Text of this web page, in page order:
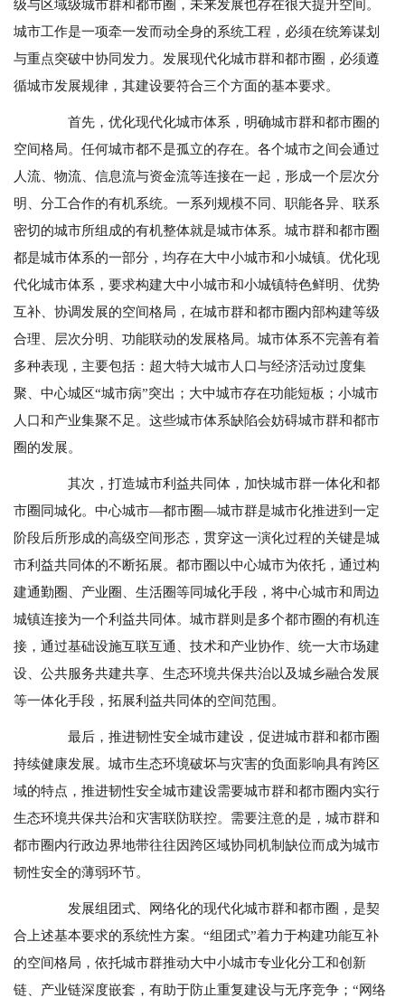
级与区域级城市群和都市圈，未来发展也存在很大提升空间。
城市工作是一项牵一发而动全身的系统工程，必须在统筹谋划
与重点突破中协同发力。发展现代化城市群和都市圈，必须遵
循城市发展规律，其建设要符合三个方面的基本要求。
首先，优化现代化城市体系，明确城市群和都市圈的
空间格局。任何城市都不是孤立的存在。各个城市之间会通过
人流、物流、信息流与资金流等连接在一起，形成一个层次分
明、分工合作的有机系统。一系列规模不同、职能各异、联系
密切的城市所组成的有机整体就是城市体系。城市群和都市圈
都是城市体系的一部分，均存在大中小城市和小城镇。优化现
代化城市体系，要求构建大中小城市和小城镇特色鲜明、优势
互补、协调发展的空间格局，在城市群和都市圈内部构建等级
合理、层次分明、功能联动的发展格局。城市体系不完善有着
多种表现，主要包括：超大特大城市人口与经济活动过度集
聚、中心城区“城市病”突出；大中城市存在功能短板；小城市
人口和产业集聚不足。这些城市体系缺陷会妨碍城市群和都市
圈的发展。
其次，打造城市利益共同体，加快城市群一体化和都
市圈同城化。中心城市—都市圈—城市群是城市化推进到一定
阶段后所形成的高级空间形态，贯穿这一演化过程的关键是城
市利益共同体的不断拓展。都市圈以中心城市为依托，通过构
建通勤圈、产业圈、生活圈等同城化手段，将中心城市和周边
城镇连接为一个利益共同体。城市群则是多个都市圈的有机连
接，通过基础设施互联互通、技术和产业协作、统一大市场建
设、公共服务共建共享、生态环境共保共治以及城乡融合发展
等一体化手段，拓展利益共同体的空间范围。
最后，推进韧性安全城市建设，促进城市群和都市圈
持续健康发展。城市生态环境破坏与灾害的负面影响具有跨区
域的特点，推进韧性安全城市建设需要城市群和都市圈内实行
生态环境共保共治和灾害联防联控。需要注意的是，城市群和
都市圈内行政边界地带往往因跨区域协同机制缺位而成为城市
韧性安全的薄弱环节。
发展组团式、网络化的现代化城市群和都市圈，是契
合上述基本要求的系统性方案。“组团式”着力于构建功能互补
的空间格局，依托城市群推动大中小城市专业化分工和创新
链、产业链深度嵌套，有助于防止重复建设与无序竞争；“网络